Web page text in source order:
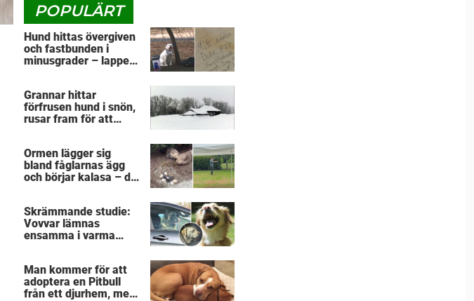
POPULÄRT
Hund hittas övergiven
och fastbunden i
minusgrader – lappen
fruktansvärda
Grannar hittar
förfrusen hund i snön,
rusar fram för att
sig
Ormen lägger sig
bland fåglarnas ägg
och börjar kalasa – då
och räddar dem
Skrämmande studie:
Vovvar lämnas
ensamma i varma
förväg"
Man kommer för att
adoptera en Pitbull
från ett djurhem, men